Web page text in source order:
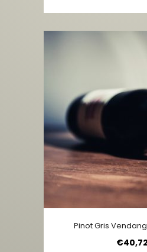
Pinot Gris
€40,72